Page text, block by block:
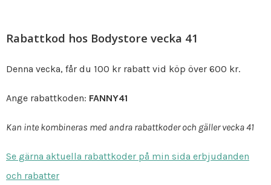
Rabattkod hos Bodystore vecka 41
Denna vecka, får du 100 kr rabatt vid köp över 600 kr.
Ange rabattkoden: FANNY41
Kan inte kombineras med andra rabattkoder och gäller vecka 41
Se gärna aktuella rabattkoder på min sida erbjudanden
och rabatter